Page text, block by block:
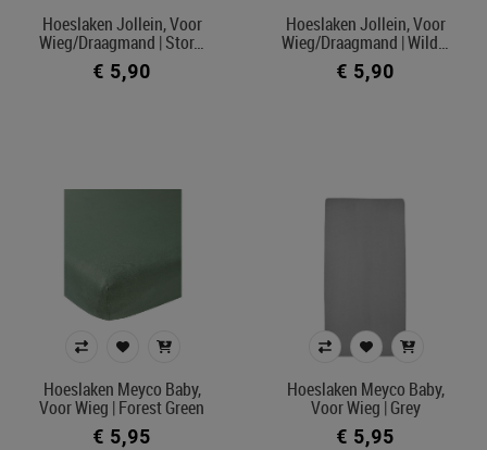
Hoeslaken Jollein, Voor
Wieg/draagmand | Stor…
€ 5,90
Hoeslaken Jollein, Voor
Wieg/draagmand | Wild…
€ 5,90
Hoeslaken Meyco Baby,
Voor Wieg | Forest Green
€ 5,95
Hoeslaken Meyco Baby,
Voor Wieg | Grey
€ 5,95